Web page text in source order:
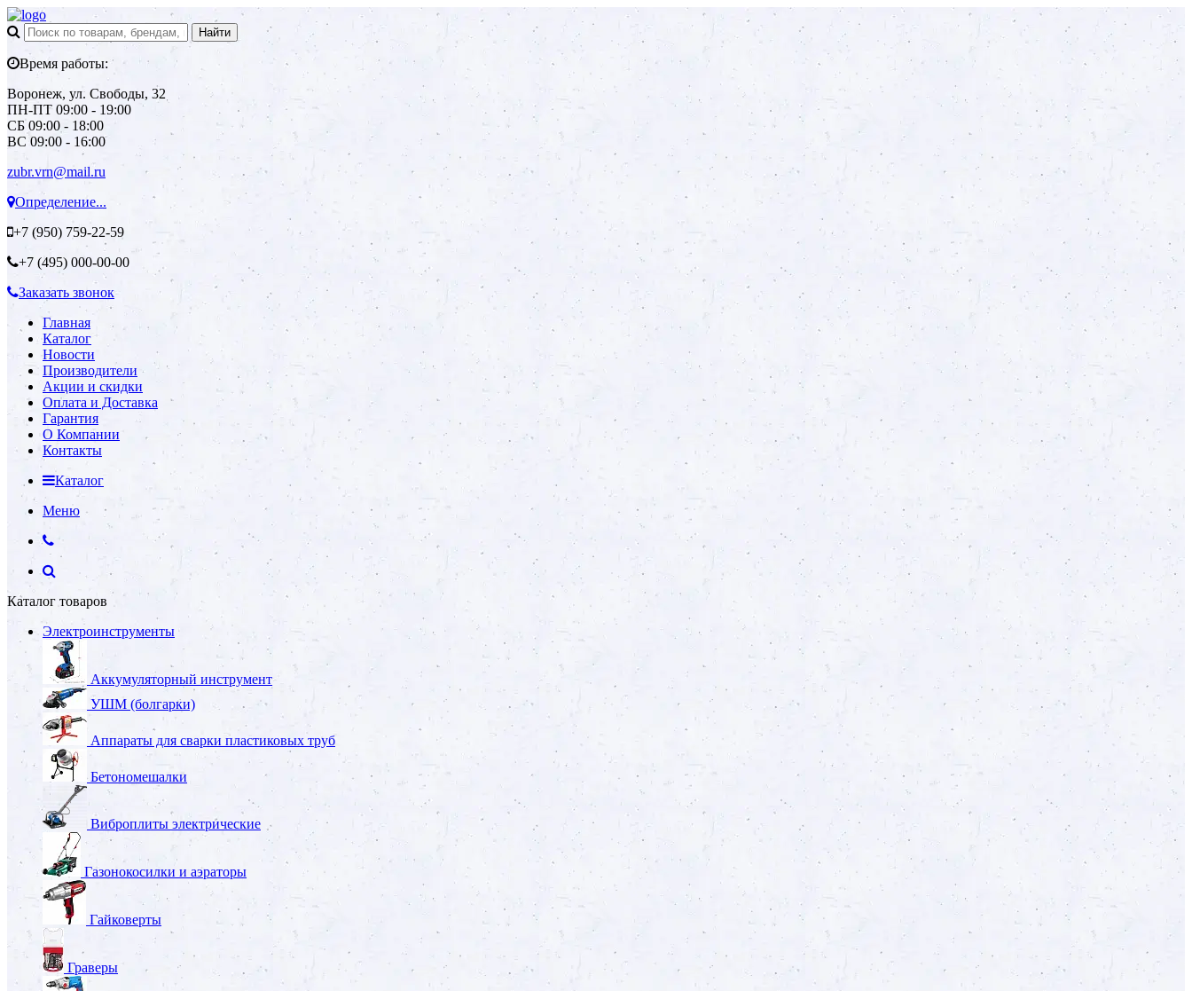
Время работы:
Воронеж, ул. Свободы, 32
ПН-ПТ 09:00 - 19:00
СБ 09:00 - 18:00
ВС 09:00 - 16:00
zubr.vrn@mail.ru
Определение...
+7 (950) 759-22-59
+7 (495) 000-00-00
Заказать звонок
Главная
Каталог
Новости
Производители
Акции и скидки
Оплата и Доставка
Гарантия
О Компании
Контакты
Каталог
Меню
Каталог товаров
Электроинструменты
Аккумуляторный инструмент
УШМ (болгарки)
Аппараты для сварки пластиковых труб
Бетономешалки
Виброплиты электрические
Газонокосилки и аэраторы
Гайковерты
Граверы